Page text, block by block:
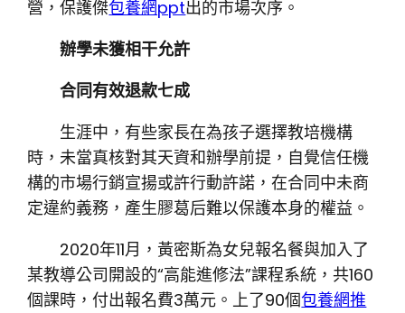
營，保護傑包養網ppt出的市場次序。
辦學未獲相干允許
合同有效退款七成
生涯中，有些家長在為孩子選擇教培機構
時，未當真核對其天資和辦學前提，自覺信任機
構的市場行銷宣揚或許行動許諾，在合同中未商
定違約義務，產生膠葛后難以保護本身的權益。
2020年11月，黃密斯為女兒報名餐與加入了
某教導公司開設的“高能進修法”課程系統，共160
個課時，付出報名費3萬元。上了90個包養網推